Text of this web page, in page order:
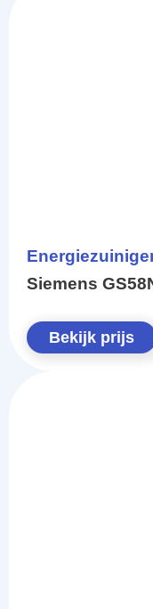
Siemens
Bekijk prijs